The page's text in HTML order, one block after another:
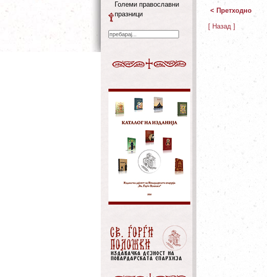
< Претходно
[ Назад ]
Големи православни
празници